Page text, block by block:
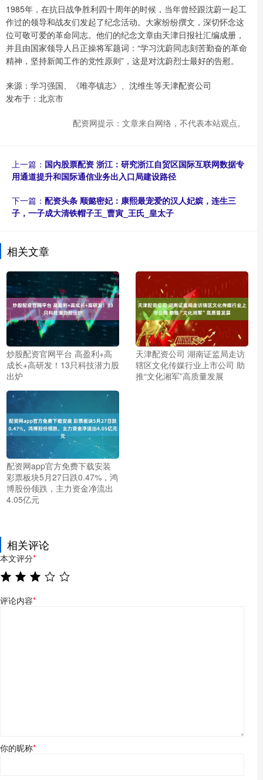
1985年，在抗日战争胜利四十周年的时候，当年曾经跟沈蔚一起工
作过的领导和战友们发起了纪念活动。大家纷纷撰文，深切怀念这
位可敬可爱的革命同志。他们的纪念文章由天津日报社汇编成册，
并且由国家领导人吕正操将军题词：“学习沈蔚同志刻苦勤奋的革命
精神，坚持新闻工作的党性原则”，这是对沈蔚烈士最好的告慰。
来源：学习强国、《唯亭镇志》、沈维生等天津配资公司
发布于：北京市
配资网提示：文章来自网络，不代表本站观点。
上一篇： 国内股票配资 浙江：研究浙江自贸区国际互联网数据专
用通道提升和国际通信业务出入口局建设路径
下一篇： 配资头条 顺懿密妃：康熙最宠爱的汉人妃嫔，连生三
子，一子成大清铁帽子王_曹寅_王氏_皇太子
相关文章
炒股配资官网平台 高盈利+高
成长+高研发！13只科技潜力股
出炉
天津配资公司 湖南证监局走访
辖区文化传媒行业上市公司 助
推“文化湘军”高质量发展
配资网app官方免费下载安装
彩票板块5月27日跌0.47%，鸿
博股份领跌，主力资金净流出
4.05亿元
相关评论
本文评分*
评论内容*
你的昵称*